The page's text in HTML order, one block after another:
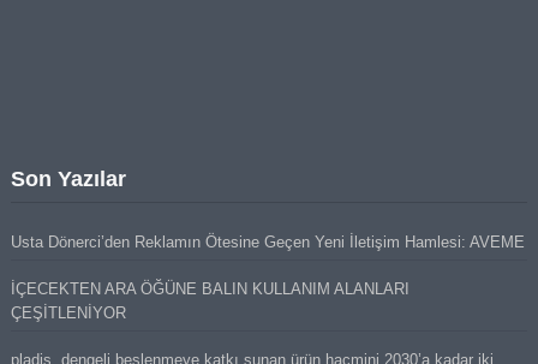
Son Yazılar
Usta Dönerci’den Reklamın Ötesine Geçen Yeni İletişim Hamlesi: AVEME
İÇECEKTEN ARA ÖĞÜNE BALIN KULLANIM ALANLARI
ÇEŞİTLENİYOR
pladis, dengeli beslenmeye katkı sunan ürün hacmini 2030’a kadar iki